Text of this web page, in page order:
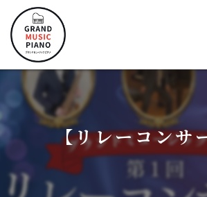
【リレーコンサ